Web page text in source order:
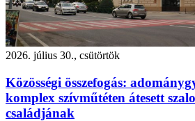
2026. július 30., csütörtök
Közösségi összefogás:
komplex szívműtéten átesett
családjának